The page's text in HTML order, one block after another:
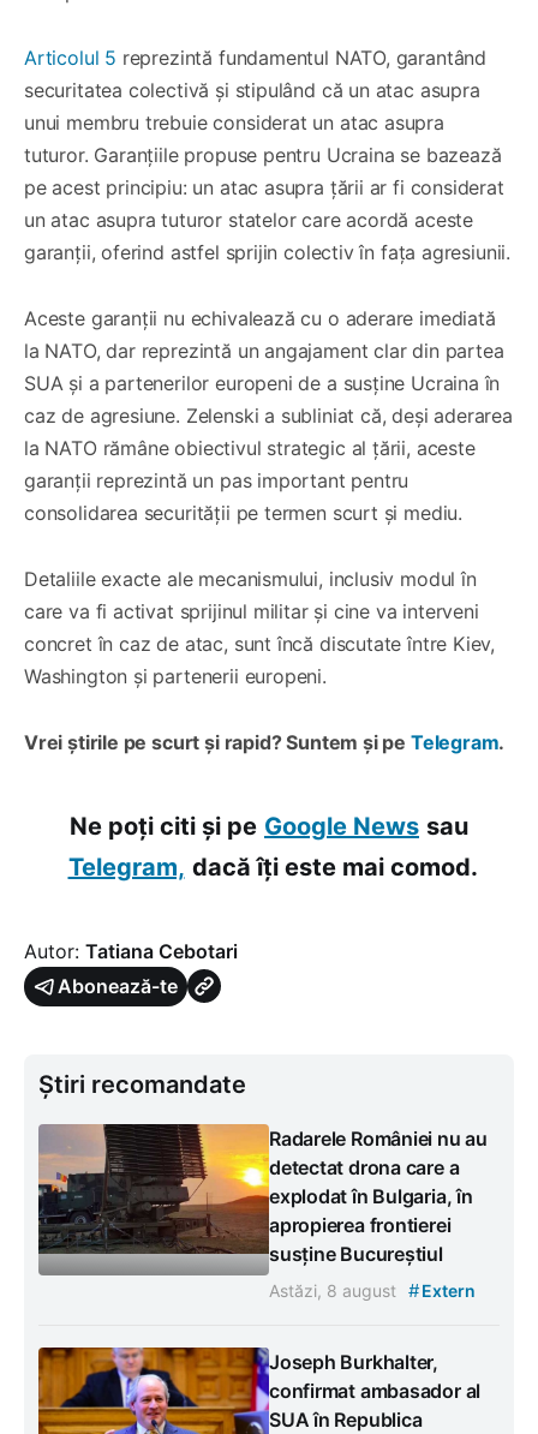
Articolul 5 reprezintă fundamentul NATO, garantând
securitatea colectivă și stipulând că un atac asupra
unui membru trebuie considerat un atac asupra
tuturor. Garanțiile propuse pentru Ucraina se bazează
pe acest principiu: un atac asupra țării ar fi considerat
un atac asupra tuturor statelor care acordă aceste
garanții, oferind astfel sprijin colectiv în fața agresiunii.
Aceste garanții nu echivalează cu o aderare imediată
la NATO, dar reprezintă un angajament clar din partea
SUA și a partenerilor europeni de a susține Ucraina în
caz de agresiune. Zelenski a subliniat că, deși aderarea
la NATO rămâne obiectivul strategic al țării, aceste
garanții reprezintă un pas important pentru
consolidarea securității pe termen scurt și mediu.
Detaliile exacte ale mecanismului, inclusiv modul în
care va fi activat sprijinul militar și cine va interveni
concret în caz de atac, sunt încă discutate între Kiev,
Washington și partenerii europeni.
Vrei știrile pe scurt și rapid? Suntem și pe Telegram.
Ne poți citi și pe Google News sau
Telegram, dacă îți este mai comod.
Autor: Tatiana Cebotari
Abonează-te
Știri recomandate
Radarele României nu au
detectat drona care a
explodat în Bulgaria, în
apropierea frontierei
susține Bucureștiul
Astăzi, 8 august #Extern
Joseph Burkhalter,
confirmat ambasador al
SUA în Republica